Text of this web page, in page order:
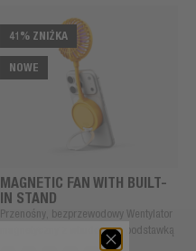
41 % ZNIŻKA
NOWE
MAGNETIC FAN WITH BUILT-
IN STAND
Przenośny, bezprzewodowy Wentylator
magnetyczny z wbudowaną podstawką